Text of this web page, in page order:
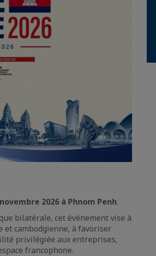
2026 à Phnom Penh.
bilatérale, cet événement vise à
et cambodgienne, à favoriser
privilégiée aux entreprises,
francophone.